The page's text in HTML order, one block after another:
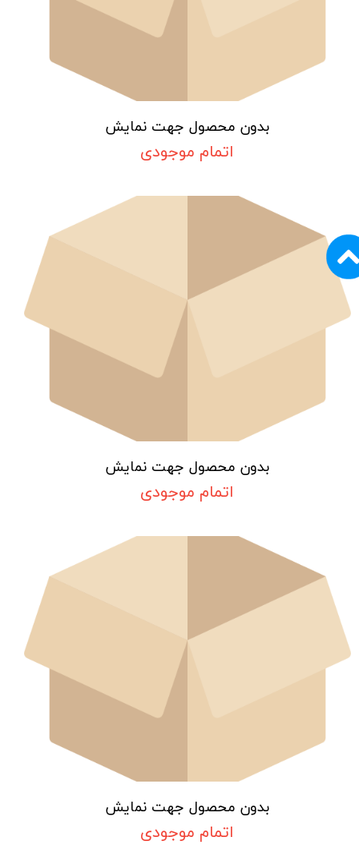
بدون محصول جهت نمایش
اتمام موجودی
بدون محصول جهت نمایش
اتمام موجودی
بدون محصول جهت نمایش
اتمام موجودی